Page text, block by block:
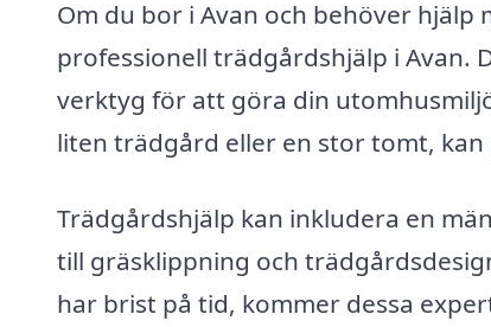
Om du bor i Avan och behöver
professionell trädgårdshjälp i Avan.
verktyg för att göra din
liten trädgård eller en stor tomt,
Trädgårdshjälp kan inkludera en
till gräsklippning och
har brist på tid, kommer dessa